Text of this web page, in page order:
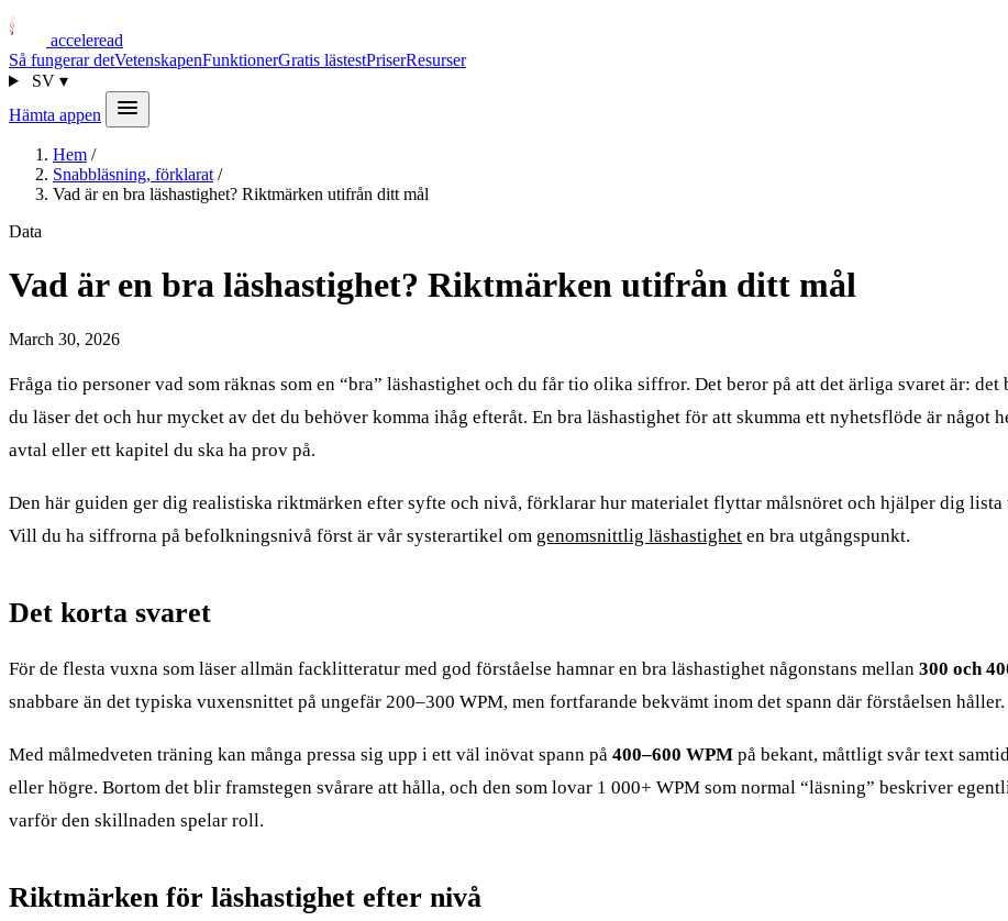
acceleread
Så fungerar detVetenskapenFunktionerGratis lästestPriserResurser
SV ▾
Hämta appen
Hem /
Snabbläsning, förklarat /
Vad är en bra läshastighet? Riktmärken utifrån ditt mål
Data
Vad är en bra läshastighet? Riktmärken utifrån ditt mål
March 30, 2026
Fråga tio personer vad som räknas som en “bra” läshastighet och du får tio olika siffror. Det beror på att det ärliga svaret är:
du läser det och hur mycket av det du behöver komma ihåg efteråt. En bra läshastighet för att skumma ett nyhetsflöde är något
avtal eller ett kapitel du ska ha prov på.
Den här guiden ger dig realistiska riktmärken efter syfte och nivå, förklarar hur materialet flyttar målsnöret och hjälper dig lista
Vill du ha siffrorna på befolkningsnivå först är vår systerartikel om genomsnittlig läshastighet en bra utgångspunkt.
Det korta svaret
För de flesta vuxna som läser allmän facklitteratur med god förståelse hamnar en bra läshastighet någonstans mellan 300 och
snabbare än det typiska vuxensnittet på ungefär 200–300 WPM, men fortfarande bekvämt inom det spann där förståelsen håller.
Med målmedveten träning kan många pressa sig upp i ett väl inövat spann på 400–600 WPM på bekant, måttligt svår text
eller högre. Bortom det blir framstegen svårare att hålla, och den som lovar 1 000+ WPM som normal “läsning” beskriver
varför den skillnaden spelar roll.
Riktmärken för läshastighet efter nivå